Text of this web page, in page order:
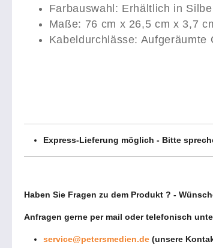
Farbauswahl: Erhältlich in
Maße: 76 cm x 26,5 cm x 3,7
Kabeldurchlässe:
Express-Lieferung möglich - Bitte
Haben Sie Fragen zu dem Produkt ? -
Anfragen gerne per mail oder telefonisch
service@petersmedien.de (unsere